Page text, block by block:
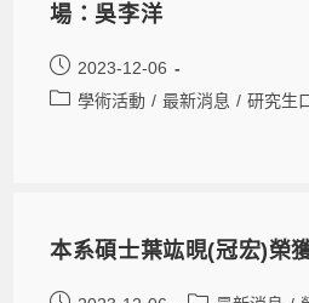
場：吳李洋
2023-12-06
學術活動 / 最新消息 / 研究生
本系碩士葉竑晛(冠宏)榮